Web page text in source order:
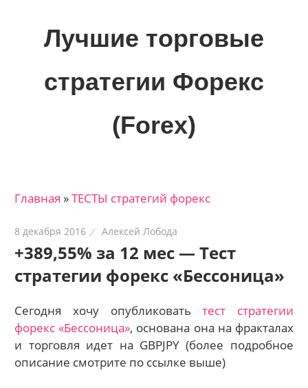
Лучшие торговые
стратегии Форекс
(Forex)
трейдеров
финансовых
рынках:
стратегии,
сигналы,
новости…
Главная »ТЕСТЫ стратегий форекс
8 декабря 2016 Алексей Лобода
+389,55% за 12 мес — Тест
стратегии форекс «Бессоница»
Сегодня хочу опубликоватьтест стратегии
форекс «Бессоница», основана она на фракталах
и торговля идет на GBPJPY (более подробное
описание смотрите по ссылке выше)